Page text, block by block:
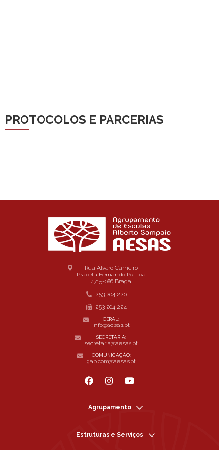
PROTOCOLOS E PARCERIAS
Rua Álvaro Carneiro
Praceta Fernando Pessoa
4715-086 Braga
253 204 220
253 204 224
GERAL:
info@aesas.pt
SECRETARIA:
secretaria@aesas.pt
COMUNICAÇÃO:
gab.com@aesas.pt
Agrupamento
Estruturas e Serviços